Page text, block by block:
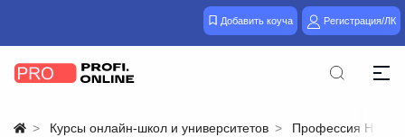
Добавить коуча Регистрация/ЛК
Курсы онлайн-школ и университетов Профессия